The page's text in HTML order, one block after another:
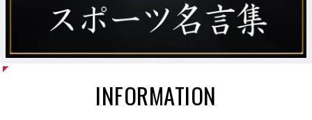
INFORMATION